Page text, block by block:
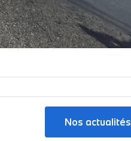
Nos actualités